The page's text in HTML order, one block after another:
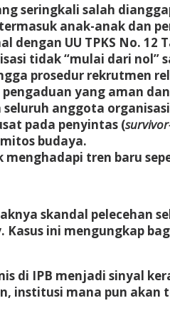
seringkali salah
anak-anak dan
UU TPKS No. 12
tidak “mulai dari nol”
prosedur rekrutmen
yang aman
anggota
pada penyintas (
budaya.
tren baru
skandal pelecehan
ini mengungkap
di IPB menjadi sinyal
institusi mana pun